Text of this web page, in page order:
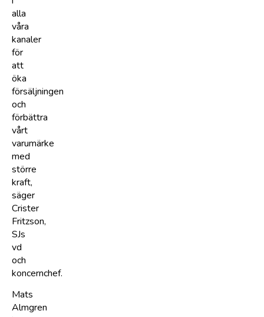
alla
våra
kanaler
för
att
öka
försäljningen
och
förbättra
vårt
varumärke
med
större
kraft,
säger
Crister
Fritzson,
SJs
vd
och
koncernchef.
Mats
Almgren